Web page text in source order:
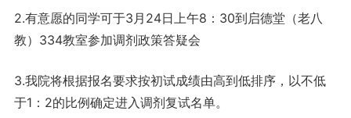
2.有意愿的同学可于3月24日上午8：30到启德堂（老八
教）334教室参加调剂政策答疑会
3.我院将根据报名要求按初试成绩由高到低排序，以不低
于1：2的比例确定进入调剂复试名单。